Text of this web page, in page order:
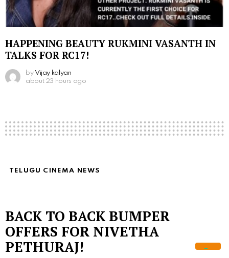
HAPPENING BEAUTY RUKMINI VASANTH IN
TALKS FOR RC17!
by Vijay kalyan
about 23 hours ago
TELUGU CINEMA NEWS
BACK TO BACK BUMPER
OFFERS FOR NIVETHA
PETHURAJ!